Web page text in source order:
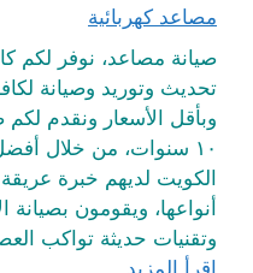
مصاعد كهربائية
صيانة مصاعد، نوفر لكم
تحديث وتوريد وصيانة
وبأقل الأسعار ونقدم
١٠ سنوات، من خلال
الكويت لديهم خبرة
أنواعها، ويقومون
وتقنيات حديثة تواكب
اقرأ المزيد